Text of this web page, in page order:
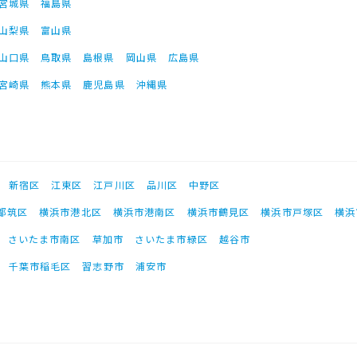
城県
福島県
梨県
富山県
口県
鳥取県 島根県 岡山県
広島県
崎県
熊本県 鹿児島県 沖縄県
新宿区 江東区 江戸川区 品川区
中野区
筑区
横浜市港北区 横浜市港南区 横浜市鶴見区 横浜市戸塚区
横
さいたま市南区
草加市 さいたま市緑区
越谷市
千葉市稲毛区
習志野市 浦安市